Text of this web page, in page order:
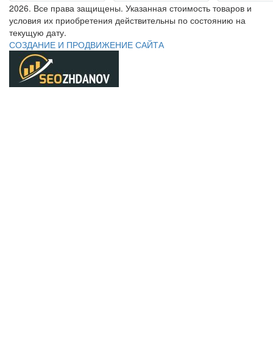
2026. Все права защищены. Указанная стоимость товаров и
условия их приобретения действительны по состоянию на
текущую дату.
СОЗДАНИЕ И ПРОДВИЖЕНИЕ САЙТА